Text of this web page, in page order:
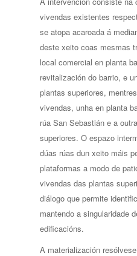
vivendas existentes
se atopa acaroada á
deste xeito coas mesmas
local comercial en planta
revitalización do barrio, e
plantas superiores,
vivendas, unha en planta
rúa San Sebastián e a
superiores. O espazo
dúas rúas dun xeito máis
plataformas a modo de
vivendas das plantas
diálogo que permite
mantendo a singularidade
edificacións.
A materialización